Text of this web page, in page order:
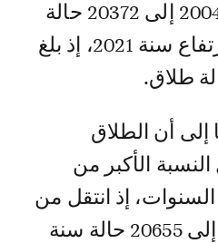
من 26914 حالة سنة 2004 إلى 20372 حالة
سنة 2020، ليعاود الارتفاع سنة 2021، إذ بلغ
إلى أن الطلاق
الأكبر من
إذ انتقل من
1860 حالة سنة 2004 إلى 20655 حالة سنة